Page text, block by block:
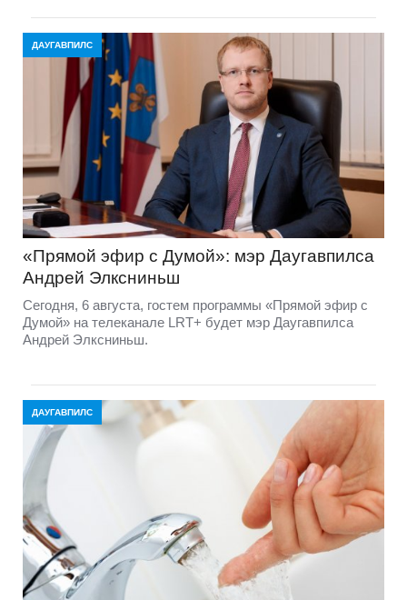
ДАУГАВПИЛС
«Прямой эфир с Думой»: мэр Даугавпилса
Андрей Элксниньш
Сегодня, 6 августа, гостем программы «Прямой эфир с
Думой» на телеканале LRT+ будет мэр Даугавпилса
Андрей Элксниньш.
ДАУГАВПИЛС